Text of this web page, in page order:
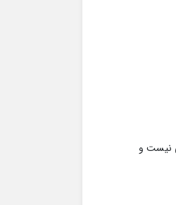
نیست و